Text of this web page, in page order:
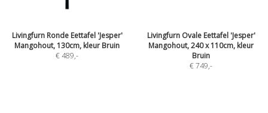
Livingfurn Ronde Eettafel 'Jesper'
Mangohout, 130cm, kleur Bruin
€ 489,-
Livingfurn Ovale Eettafel 'Jesper'
Mangohout, 240 x 110cm, kleur
Bruin
€ 749,-